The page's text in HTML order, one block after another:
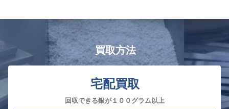
買取方法
宅配買取
回収できる銀が１００グラム以上